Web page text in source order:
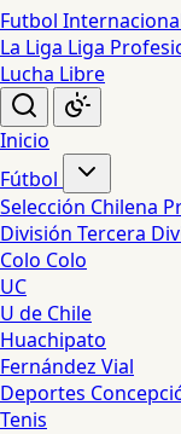
Futbol
La Liga Liga
Lucha Libre
Inicio
Fútbol
Selección Chilena
División Tercera
Colo Colo
UC
U de Chile
Huachipato
Fernández Vial
Deportes
Tenis